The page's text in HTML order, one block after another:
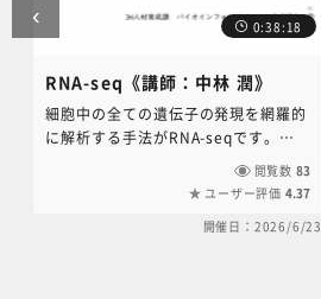
0:38:18
RNA-seq《講師：中林 潤》
細胞中の全ての遺伝子の発現を網羅的
に解析する手法がRNA-seqです。現
在ヒトゲノムでは約3万の遺伝子が同
定されていますが、これら多数の遺伝
か、その手法を説明していきます。本
閲覧数 83
ユーザー評価 4.37
開催日：2026/6/23
‹